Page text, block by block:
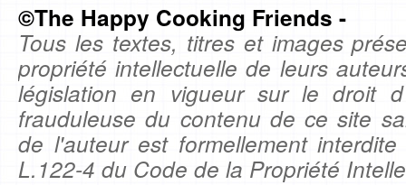
©The Happy Cooking Friends -
Tous les textes, titres et images
propriété intellectuelle de leurs
législation en vigueur sur le droit
frauduleuse du contenu de ce site
de l'auteur est formellement
L.122-4 du Code de la Propriété